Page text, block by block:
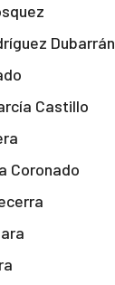
Dubarrán
Castillo
Coronado